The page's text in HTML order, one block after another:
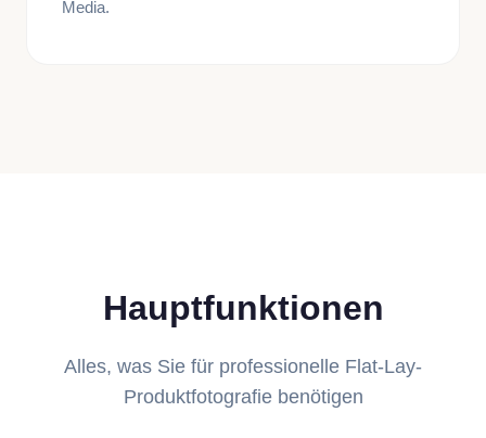
Media.
Hauptfunktionen
Alles, was Sie für professionelle Flat-Lay-
Produktfotografie benötigen